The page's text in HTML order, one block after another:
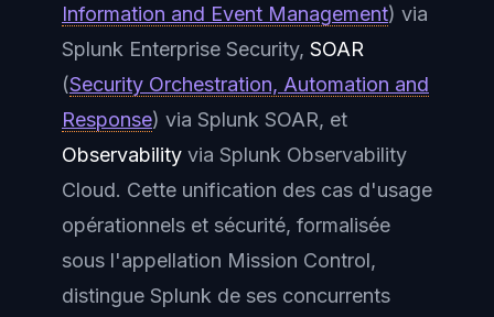
Information and Event Management) via
Splunk Enterprise Security, SOAR
(Security Orchestration, Automation and
Response) via Splunk SOAR, et
Observability via Splunk Observability
Cloud. Cette unification des cas d'usage
opérationnels et sécurité, formalisée
sous l'appellation Mission Control,
distingue Splunk de ses concurrents